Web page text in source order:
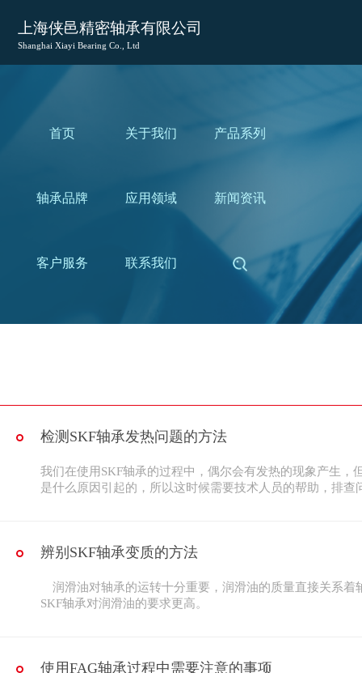
上海侠邑精密轴承有限公司
Shanghai Xiayi Bearing Co., Ltd
首页 关于我们 产品系列
轴承品牌 应用领域 新闻资讯
客户服务 联系我们
检测SKF轴承发热问题的方法
我们在使用SKF轴承的过程中，偶尔会有发热的现象产生，
是什么原因引起的，所以这时候需要技术人员的帮助，排查
辨别SKF轴承变质的方法
润滑油对轴承的运转十分重要，润滑油的质量直接关系着
SKF轴承对润滑油的要求更高。
使用FAG轴承过程中需要注意的事项